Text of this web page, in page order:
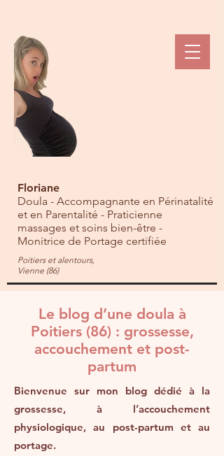
Floriane
Doula - Accompagnante en Périnatalité
et en Parentalité - Praticienne
massages et soins bien-être -
Monitrice de Portage certifiée
Poitiers et alentours,
Vienne (86)
Le blog d’une doula à
Poitiers (86) : grossesse,
accouchement et post-
partum
Bienvenue sur mon blog dédié à la
grossesse, à l’accouchement
physiologique, au post-partum et au
portage.